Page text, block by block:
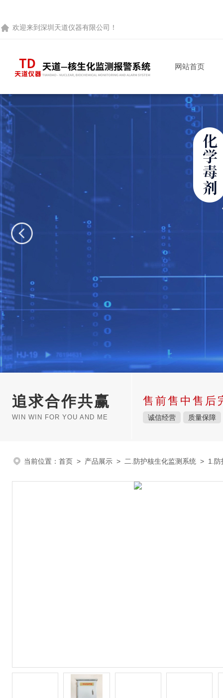
欢迎来到 深圳天道仪器有限公司 ！
网站首页
追求合作共赢
WIN WIN FOR YOU AND ME
售前售中售后
诚信经营 质量保障
当前位置： 首页 > 产品展示 > 二.防护核生化监测系统 > 1.防